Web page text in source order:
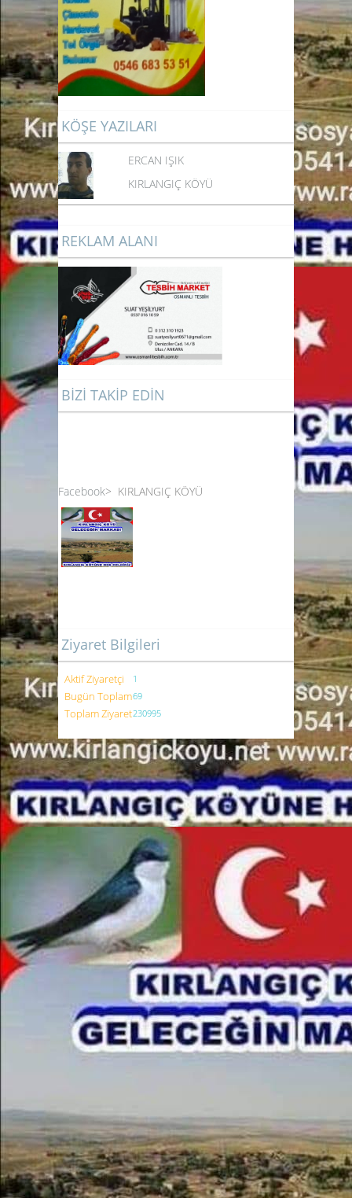
KÖŞE YAZILARI
ERCAN IŞIK
KIRLANGIÇ KÖYÜ
REKLAM ALANI
BİZİ TAKİP EDİN
Facebook> KIRLANGIÇ KÖYÜ
Ziyaret Bilgileri
Aktif Ziyaretçi 1
Bugün Toplam69
Toplam Ziyaret230995